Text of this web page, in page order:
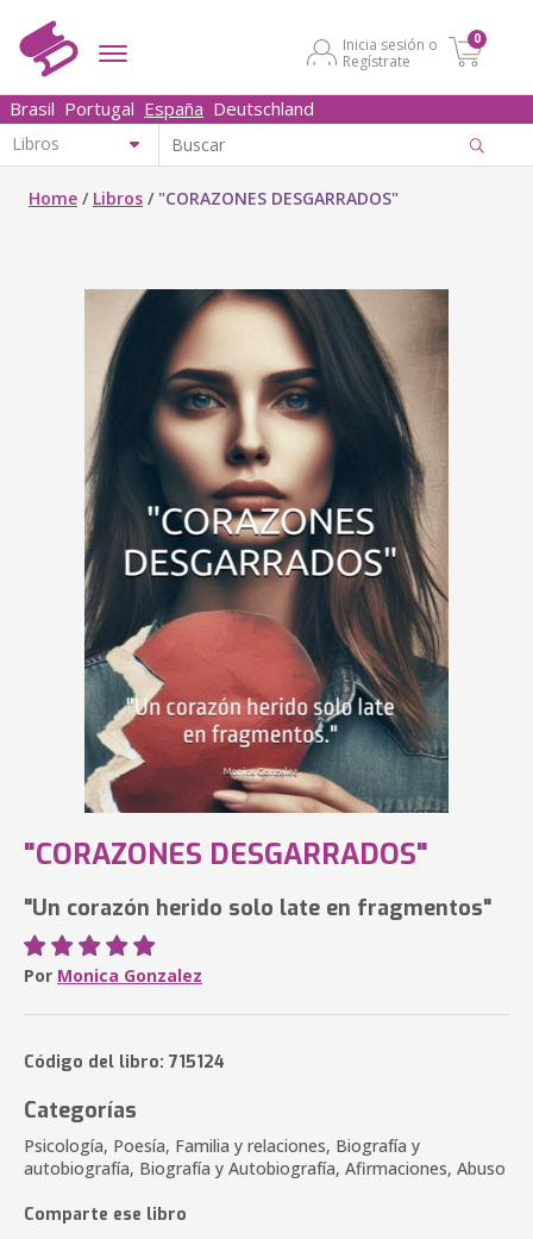
Inicia sesión o
Regístrate
0
Brasil Portugal España Deutschland
Home / Libros / "CORAZONES DESGARRADOS"
"CORAZONES DESGARRADOS"
"Un corazón herido solo late en fragmentos"
Por Monica Gonzalez
Código del libro: 715124
Categorías
Psicología, Poesía, Familia y relaciones, Biografía y
autobiografía, Biografía y Autobiografía, Afirmaciones, Abuso
Comparte ese libro